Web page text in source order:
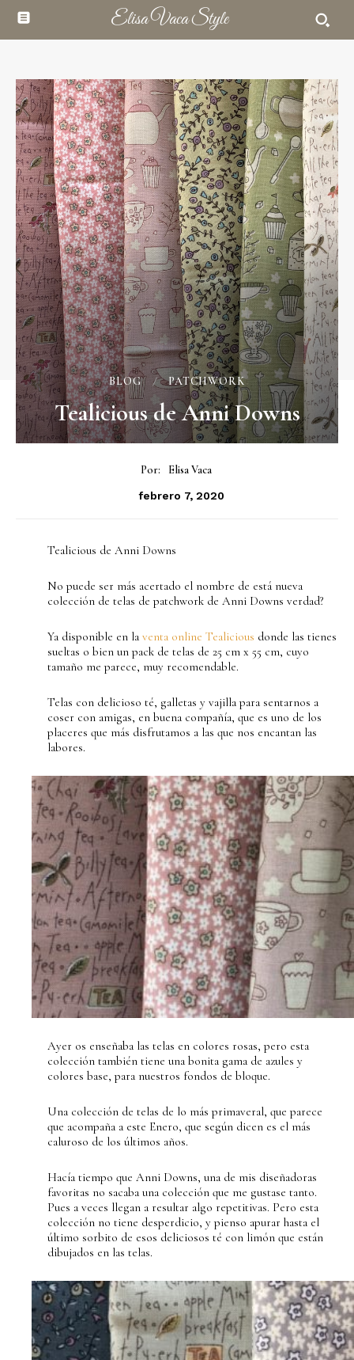
Elisa Vaca Style
BLOG PATCHWORK
Tealicious de Anni Downs
Por: Elisa Vaca
febrero 7, 2020
Tealicious de Anni Downs
No puede ser más acertado el nombre de está nueva
colección de telas de patchwork de Anni Downs verdad?
Ya disponible en la venta online Tealicious donde las tienes
sueltas o bien un pack de telas de 25 cm x 55 cm, cuyo
tamaño me parece, muy recomendable.
Telas con delicioso té, galletas y vajilla para sentarnos a
coser con amigas, en buena compañía, que es uno de los
placeres que más disfrutamos a las que nos encantan las
labores.
Ayer os enseñaba las telas en colores rosas, pero esta
colección también tiene una bonita gama de azules y
colores base, para nuestros fondos de bloque.
Una colección de telas de lo más primaveral, que parece
que acompaña a este Enero, que según dicen es el más
caluroso de los últimos años.
Hacía tiempo que Anni Downs, una de mis diseñadoras
favoritas no sacaba una colección que me gustase tanto.
Pues a veces llegan a resultar algo repetitivas. Pero esta
colección no tiene desperdicio, y pienso apurar hasta el
último sorbito de esos deliciosos té con limón que están
dibujados en las telas.